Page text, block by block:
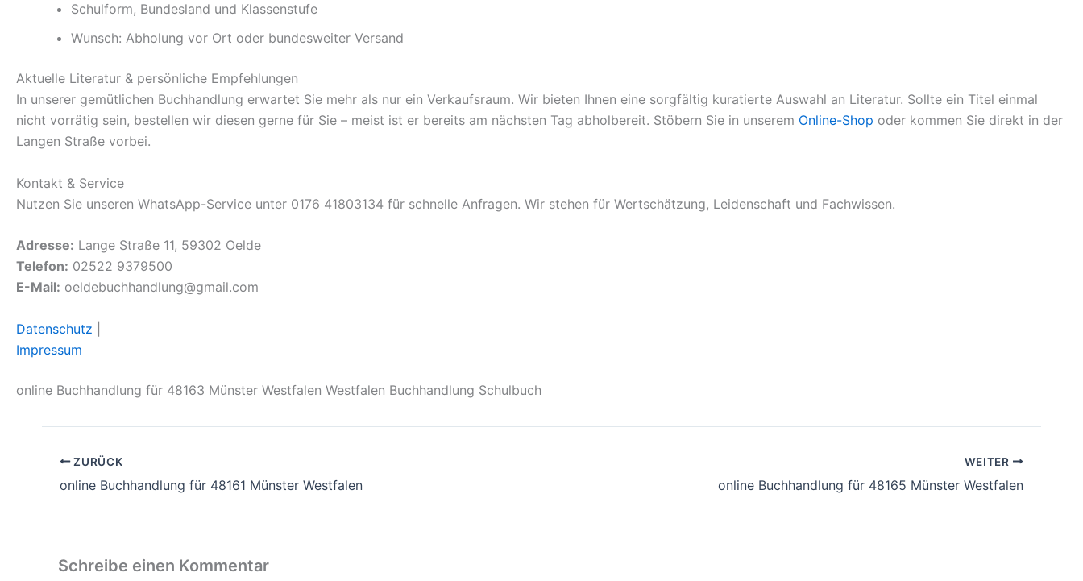
Schulform, Bundesland und Klassenstufe
Wunsch: Abholung vor Ort oder bundesweiter Versand
Aktuelle Literatur & persönliche Empfehlungen
In unserer gemütlichen Buchhandlung erwartet Sie mehr als nur ein Verkaufsraum. Wir bieten Ihnen eine sorgfältig kuratierte Auswahl an Literatur. Sollte ein Titel einmal
nicht vorrätig sein, bestellen wir diesen gerne für Sie – meist ist er bereits am nächsten Tag abholbereit. Stöbern Sie in unserem Online-Shop oder kommen Sie direkt in der
Langen Straße vorbei.
Kontakt & Service
Nutzen Sie unseren WhatsApp-Service unter 0176 41803134 für schnelle Anfragen. Wir stehen für Wertschätzung, Leidenschaft und Fachwissen.
Adresse: Lange Straße 11, 59302 Oelde
Telefon: 02522 9379500
E-Mail: oeldebuchhandlung@gmail.com
Datenschutz
Impressum
online Buchhandlung für 48163 Münster Westfalen Westfalen Buchhandlung Schulbuch
ZURÜCK
online Buchhandlung für 48161 Münster Westfalen
WEITER
online Buchhandlung für 48165 Münster Westfalen
Schreibe einen Kommentar